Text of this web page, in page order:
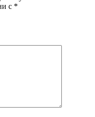
с *